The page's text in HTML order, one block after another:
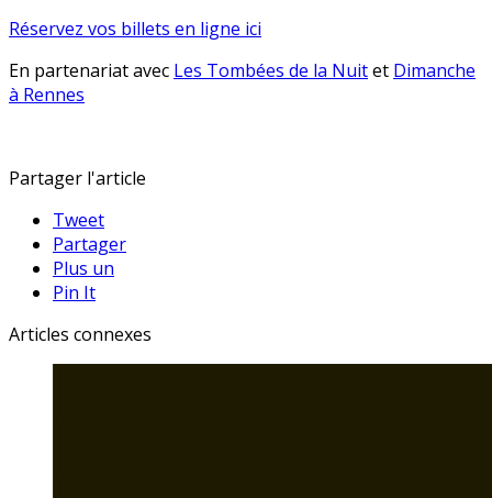
Réservez vos billets en ligne ici
En partenariat avec Les Tombées de la Nuitet Dimanche
à Rennes
Partager l'article
Tweet
Partager
Plus un
Pin It
Articles connexes